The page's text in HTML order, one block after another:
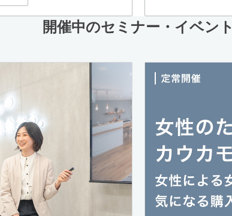
開催中のセミナー・イベント